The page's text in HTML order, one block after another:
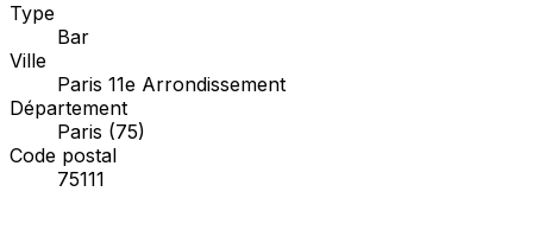
Type
Bar
Ville
Paris 11e Arrondissement
Département
Paris (75)
Code postal
75111